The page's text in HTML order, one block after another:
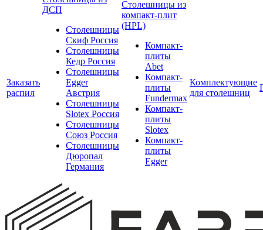
Заказать
распил
ДСП
Столешницы
Скиф Россия
Столешницы
Кедр Россия
Столешницы
Egger
Австрия
Столешницы
Slotex Россия
Столешницы
Союз Россия
Столешницы
Дюропал
Германия
Столешницы из
компакт-плит
(HPL)
Компакт-
плиты
Abet
Компакт-
плиты
Fundermax
Компакт-
плиты
Slotex
Компакт-
плиты
Egger
Комплектующие
для столешниц